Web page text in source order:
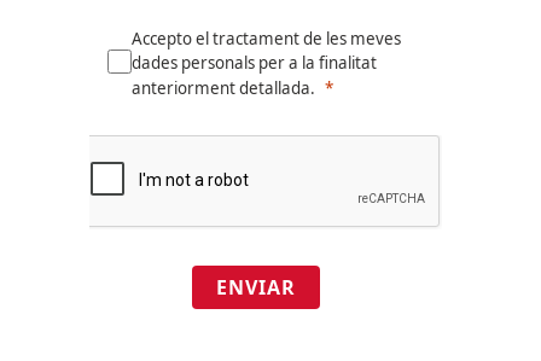
Accepto el tractament de les meves
dades personals per a la finalitat
anteriorment detallada.
ENVIAR